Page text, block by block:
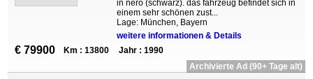
in nero (schwarz). das fahrzeug befindet sich in
einem sehr schönen zust...
Lage: München, Bayern
weitere informationen & Details
€ 79900 Km : 13800
Jahr : 1990
Archivierte Ad (90+ Tage alt)